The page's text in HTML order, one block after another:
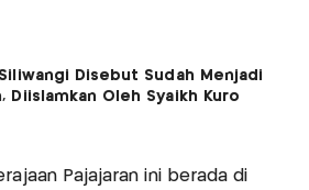
Disebut Sudah Menjadi
Diislamkan Oleh Syaikh Kuro
Pajajaran ini berada di